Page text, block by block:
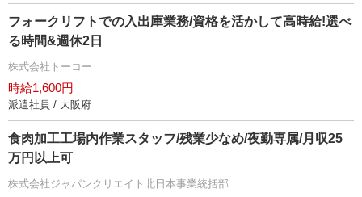
フォークリフトでの入出庫業務/資格を活かして高時給!選べ
る時間&週休2日
株式会社トーコー
時給1,600円
派遣社員 / 大阪府
食肉加工工場内作業スタッフ/残業少なめ/夜勤専属/月収25
万円以上可
株式会社ジャパンクリエイト北日本事業統括部